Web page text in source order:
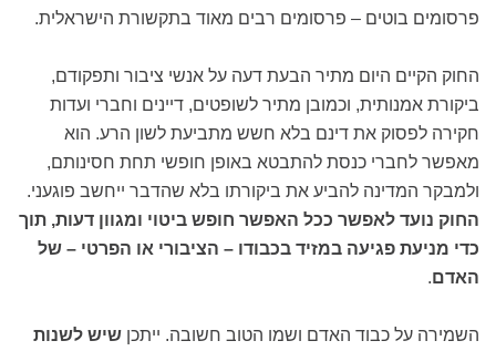
פרסומים בוטים – פרסומים רבים מאוד בתקשורת הישראלית.
החוק הקיים היום מתיר הבעת דעה על אנשי ציבור ותפקודם,
ביקורת אמנותית, וכמובן מתיר לשופטים, דיינים וחברי ועדות
חקירה לפסוק את דינם בלא חשש מתביעת לשון הרע. הוא
מאפשר לחברי כנסת להתבטא באופן חופשי תחת חסינותם,
ולמבקר המדינה להביע את ביקורתו בלא שהדבר ייחשב פוגעני.
החוק נועד לאפשר ככל האפשר חופש ביטוי ומגוון דעות, תוך
כדי מניעת פגיעה במזיד בכבודו – הציבורי או הפרטי – של
האדם.
השמירה על כבוד האדם ושמו הטוב חשובה. ייתכן שיש לשנות